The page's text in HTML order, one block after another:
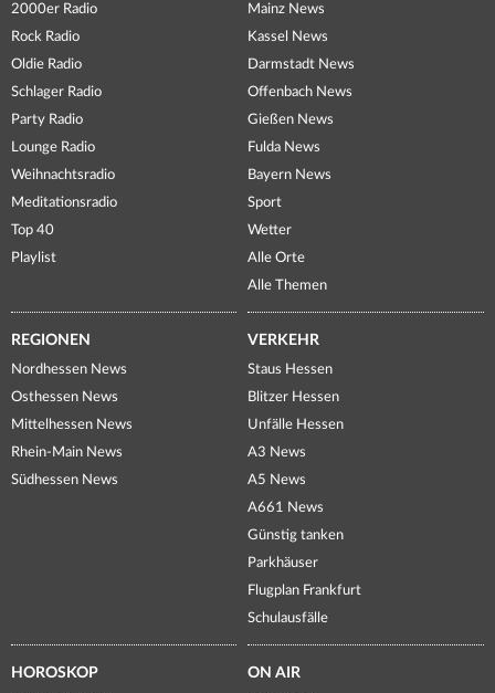
2000er Radio
Rock Radio
Oldie Radio
Schlager Radio
Party Radio
Lounge Radio
Weihnachtsradio
Meditationsradio
Top 40
Playlist
Mainz News
Kassel News
Darmstadt News
Offenbach News
Gießen News
Fulda News
Bayern News
Sport
Wetter
Alle Orte
Alle Themen
REGIONEN
Nordhessen News
Osthessen News
Mittelhessen News
Rhein-Main News
Südhessen News
VERKEHR
Staus Hessen
Blitzer Hessen
Unfälle Hessen
A3 News
A5 News
A661 News
Günstig tanken
Parkhäuser
Flugplan Frankfurt
Schulausfälle
HOROSKOP ON AIR